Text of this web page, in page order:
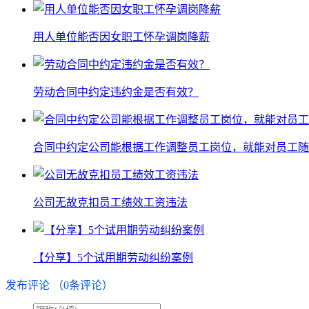
用人单位能否因女职工怀孕调岗降薪
劳动合同中约定违约金是否有效？
合同中约定公司能根据工作调整员工岗位，就能对员工随
公司无故克扣员工绩效工资违法
【分享】5个试用期劳动纠纷案例
发布评论 （0条评论）